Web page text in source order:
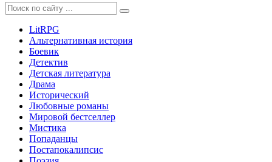
LitRPG
Альтернативная история
Боевик
Детектив
Детская литература
Драма
Исторический
Любовные романы
Мировой бестселлер
Мистика
Попаданцы
Постапокалипсис